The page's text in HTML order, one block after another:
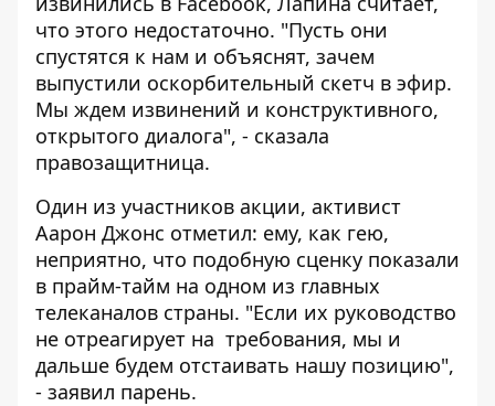
что этого недостаточно. "Пусть они
спустятся к нам и объяснят, зачем
выпустили оскорбительный скетч в эфир.
Мы ждем извинений и конструктивного,
открытого диалога", - сказала
правозащитница.
Один из участников акции, активист
Аарон Джонс отметил: ему, как гею,
неприятно, что подобную сценку показали
в прайм-тайм на одном из главных
телеканалов страны. "Если их руководство
не отреагирует на требования, мы и
дальше будем отстаивать нашу позицию",
- заявил парень.